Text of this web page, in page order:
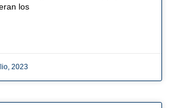
los
2023